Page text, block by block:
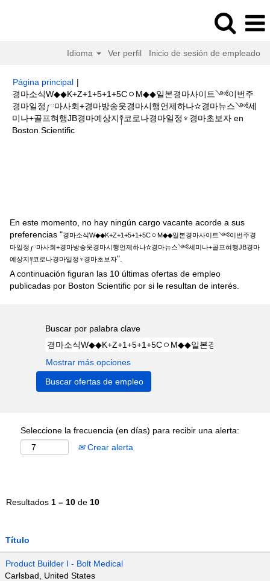
Idioma Ver perfil Inicio de sesión de empleado
Página principal |
경마소식W◆◆K+Z+1+5+1+5CㅇM◆◆일본경마사이트༺이번주
경마일정༿마사회+경마방송웃경마시행언제하나✫경마뉴스༺세
미나+골프혀행JB경마예상지༈코로나경마일정♆경마초보자 en
Boston Scientific(página
En este momento, no hay ningún cargo vacante acorde a sus
preferencias "경마소식W◆◆K+Z+1+5+1+5CㅇM◆◆일본경마사이트༺이번주경
마일정༿마사회+경마방송웃경마시행언제하나✫경마뉴스༺세미나+골프혀행JB경마
예상지༈코로나경마일정♆경마초보자".
A continuación figuran las 10 últimas ofertas de empleo
publicadas por Boston Scientific por si le resultan de interés.
Buscar por palabra clave
Mostrar más opciones
Seleccione la frecuencia (en días) para recibir una alerta:
Crear alerta
Resultados 1 – 10 de 10
Título
Product Builder I - Bolt Medical
Carlsbad, United States